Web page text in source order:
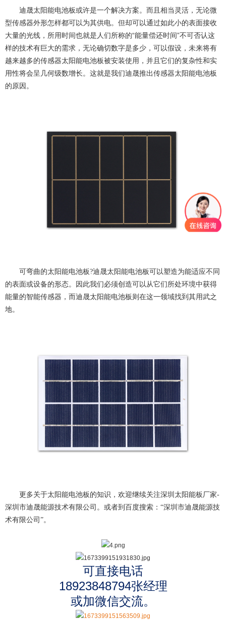
迪晟太阳能电池板或许是一个解决方案。而且相当灵活，无论微
型传感器外形怎样都可以为其供电。但却可以通过如此小的表面接收
大量的光线， 所用时间也就是人们所称的“能量偿还时间”不可否认这
样的技术有巨大的需求，无论确切数字是多少，可以假设，未来将有
越来越多的传感器太阳能电池板被安装使用，并且它们的复杂性和实
用性将会呈几何级数增长。这就是我们迪晟推出传感器太阳能电池板
的原因。
可弯曲的太阳能电池板?迪晟太阳能电池板可以塑造为能适应不同
的表面或设备的形态。因此我们必须创造可以从它们所处环境中获得
能量的智能传感器，而迪晟太阳能电池板 则在这一领域找到其用武之
地。
更多关于太阳能电池板 的知识，欢迎继续关注深圳太阳能板厂家-
深圳市迪晟能源技术有限公司 。或者到百度搜索：“深圳市迪晟能源技
术有限公司 ”。
可直接电话
18923848794张经理
或加微信交流。